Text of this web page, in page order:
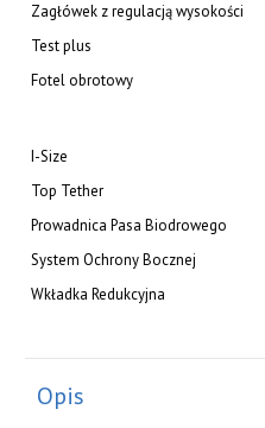
Zagłówek z regulacją wysokości
Test plus
Fotel obrotowy
I-Size
Top Tether
Prowadnica Pasa Biodrowego
System Ochrony Bocznej
Wkładka Redukcyjna
Opis